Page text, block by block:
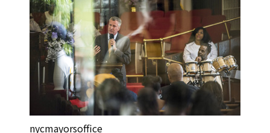
nycmayorsoffice